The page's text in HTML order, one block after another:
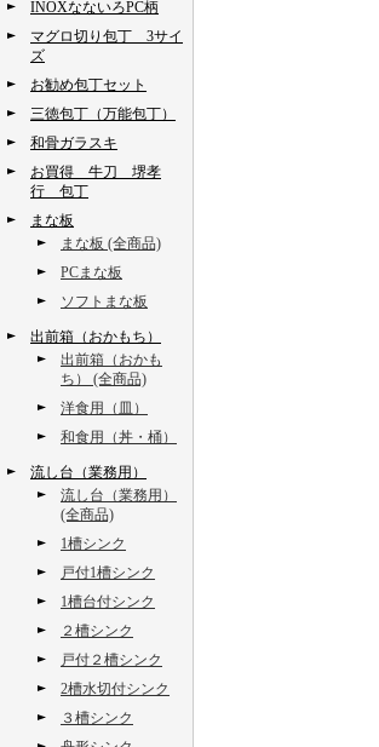
INOXなないろPC柄
マグロ切り包丁 3サイ
ズ
お勧め包丁セット
三徳包丁（万能包丁）
和骨ガラスキ
お買得 牛刀 堺孝
行 包丁
まな板
まな板 (全商品)
PCまな板
ソフトまな板
出前箱（おかもち）
出前箱（おかも
ち） (全商品)
洋食用（皿）
和食用（丼・桶）
流し台（業務用）
流し台（業務用）
(全商品)
1槽シンク
戸付1槽シンク
1槽台付シンク
２槽シンク
戸付２槽シンク
2槽水切付シンク
３槽シンク